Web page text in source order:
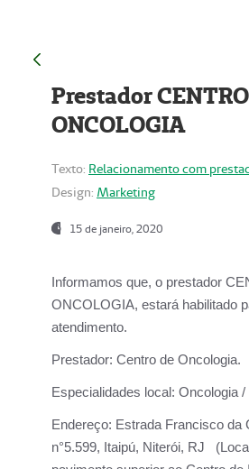
Prestador
ONCOLOGIA
Texto: Relacionamento com
Design: Marketing
15 de janeiro, 2020
Informamos que, o prestador
ONCOLOGIA, estará habilitado
atendimento.
Prestador: Centro de Oncologia.
Especialidades local: Oncologia /
Endereço: Estrada Francisco da
n°5.599, Itaipú, Niterói, RJ